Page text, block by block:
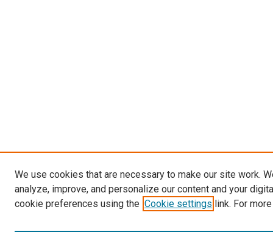
We use cookies that are necessary to make our site work.
analyze, improve, and personalize our content and your
cookie preferences using the Cookie settings link. For